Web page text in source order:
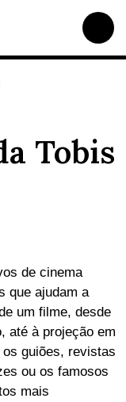
Tobis
de cinema
que ajudam a
um filme, desde
até à projeção em
guiões, revistas
ou os famosos
mais